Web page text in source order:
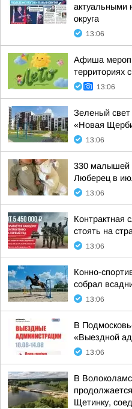
актуальными
округа
13:06
Афиша
территориях
13:06
Зеленый
«Новая
13:06
330 малышей
Люберец в
13:06
Контрактная
стоять на
13:06
Конно-
собрал
13:06
В
«Выездной
13:06
В
Щетинку,